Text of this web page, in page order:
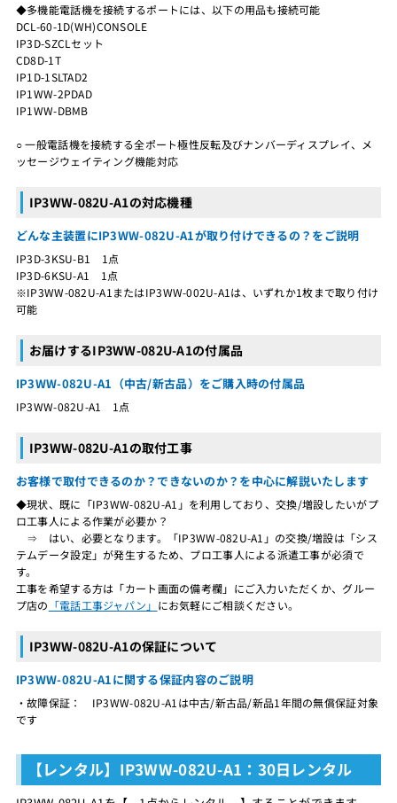
◆多機能電話機を接続するポートには、以下の用品も接続可能
DCL-60-1D(WH)CONSOLE
IP3D-SZCLセット
CD8D-1T
IP1D-1SLTAD2
IP1WW-2PDAD
IP1WW-DBMB
○ 一般電話機を接続する全ポート極性反転及びナンバーディスプレイ、メ
ッセージウェイティング機能対応
IP3WW-082U-A1の対応機種
どんな主装置にIP3WW-082U-A1が取り付けできるの？をご説明
IP3D-3KSU-B1 1点
IP3D-6KSU-A1 1点
※IP3WW-082U-A1またはIP3WW-002U-A1は、いずれか1枚まで取り付け
可能
お届けするIP3WW-082U-A1の付属品
IP3WW-082U-A1（中古/新古品）をご購入時の付属品
IP3WW-082U-A1 1点
IP3WW-082U-A1の取付工事
お客様で取付できるのか？できないのか？を中心に解説いたします
◆現状、既に「IP3WW-082U-A1」を利用しており、交換/増設したいがプ
ロ工事人による作業が必要か？
⇒ はい、必要となります。「IP3WW-082U-A1」の交換/増設は「シス
テムデータ設定」が発生するため、プロ工事人による派遣工事が必須で
す。
工事を希望する方は「カート画面の備考欄」にご入力いただくか、グルー
プ店の 「電話工事ジャパン」 にお気軽にご相談ください。
IP3WW-082U-A1の保証について
IP3WW-082U-A1に関する保証内容のご説明
・故障保証： IP3WW-082U-A1は中古/新古品/新品1年間の無償保証対象
です
【レンタル】IP3WW-082U-A1：30日レンタル